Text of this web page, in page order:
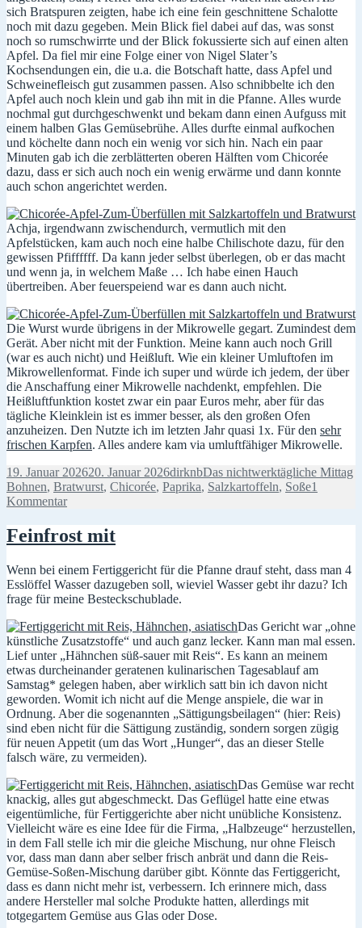
sich Bratspuren zeigten, habe ich eine fein geschnittene Schalotte
noch mit dazu gegeben. Mein Blick fiel dabei auf das, was sonst
noch so rumschwirrte und der Blick fokussierte sich auf einen alten
Apfel. Da fiel mir eine Folge einer von Nigel Slater’s
Kochsendungen ein, die u.a. die Botschaft hatte, dass Apfel und
Schweinefleisch gut zusammen passen. Also schnibbelte ich den
Apfel auch noch klein und gab ihn mit in die Pfanne. Alles wurde
nochmal gut durchgeschwenkt und bekam dann einen Aufguss mit
einem halben Glas Gemüsebrühe. Alles durfte einmal aufkochen
und köchelte dann noch ein wenig vor sich hin. Nach ein paar
Minuten gab ich die zerblätterten oberen Hälften vom Chicorée
dazu, dass er sich auch noch ein wenig erwärme und dann konnte
auch schon angerichtet werden.
Achja, irgendwann zwischendurch, vermutlich mit den
Apfelstücken, kam auch noch eine halbe Chilischote dazu, für den
gewissen Pfiffffff. Da kann jeder selbst überlegen, ob er das macht
und wenn ja, in welchem Maße … Ich habe einen Hauch
übertreiben. Aber feuerspeiend war es dann auch nicht.
Die Wurst wurde übrigens in der Mikrowelle gegart. Zumindest dem
Gerät. Aber nicht mit der Funktion. Meine kann auch noch Grill
(war es auch nicht) und Heißluft. Wie ein kleiner Umluftofen im
Mikrowellenformat. Finde ich super und würde ich jedem, der über
die Anschaffung einer Mikrowelle nachdenkt, empfehlen. Die
Heißluftfunktion kostet zwar ein paar Euros mehr, aber für das
tägliche Kleinklein ist es immer besser, als den großen Ofen
anzuheizen. Den Nutzte ich im letzten Jahr quasi 1x. Für den sehr
frischen Karpfen. Alles andere kam via umluftfähiger Mikrowelle.
Veröffentlicht
am
19. Januar 202620. Januar 2026Autor
dirknbKategorien
Das nichtwerktägliche Mittag
Bohnen, Bratwurst, Chicorée, Paprika, Salzkartoffeln, Soße1
Kommentarzu
gebratenes,
karamellisiertes,
Feinfrost mit
Wenn bei einem Fertiggericht für die Pfanne drauf steht, dass man 4
Esslöffel Wasser dazugeben soll, wieviel Wasser gebt ihr dazu? Ich
frage für meine Besteckschublade.
Das Gericht war „ohne
künstliche Zusatzstoffe“ und auch ganz lecker. Kann man mal essen.
Lief unter „Hähnchen süß-sauer mit Reis“. Es kann an meinem
etwas durcheinander geratenen kulinarischen Tagesablauf am
Samstag* gelegen haben, aber wirklich satt bin ich davon nicht
geworden. Womit ich nicht auf die Menge anspiele, die war in
Ordnung. Aber die sogenannten „Sättigungsbeilagen“ (hier: Reis)
sind eben nicht für die Sättigung zuständig, sondern sorgen zügig
für neuen Appetit (um das Wort „Hunger“, das an dieser Stelle
falsch wäre, zu vermeiden).
Das Gemüse war recht
knackig, alles gut abgeschmeckt. Das Geflügel hatte eine etwas
eigentümliche, für Fertiggerichte aber nicht unübliche Konsistenz.
Vielleicht wäre es eine Idee für die Firma, „Halbzeuge“ herzustellen,
in dem Fall stelle ich mir die gleiche Mischung, nur ohne Fleisch
vor, dass man dann aber selber frisch anbrät und dann die Reis-
Gemüse-Soßen-Mischung darüber gibt. Könnte das Fertiggericht,
dass es dann nicht mehr ist, verbessern. Ich erinnere mich, dass
andere Hersteller mal solche Produkte hatten, allerdings mit
totgegartem Gemüse aus Glas oder Dose.